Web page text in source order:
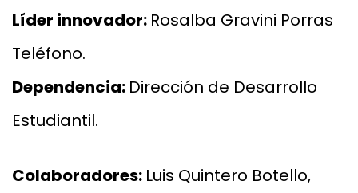
Líder innovador: Rosalba Gravini Porras
Teléfono.
Dependencia: Dirección de Desarrollo
Estudiantil.
Colaboradores: Luis Quintero Botello,